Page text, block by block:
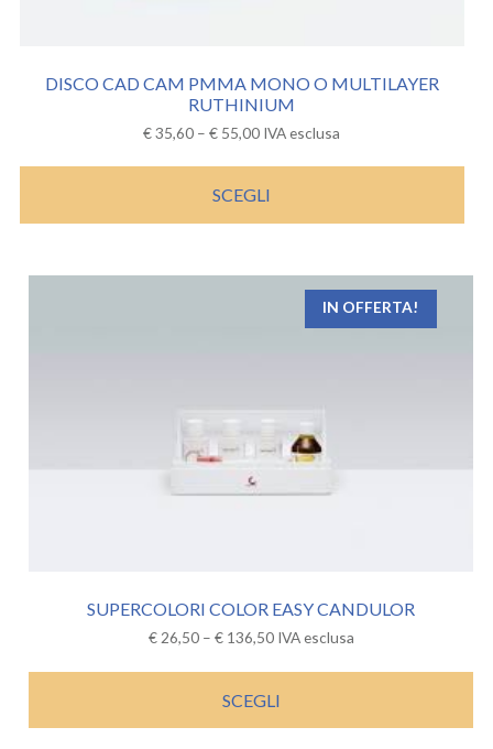
DISCO CAD CAM PMMA MONO O MULTILAYER
RUTHINIUM
€35,60 –€ 55,00 IVA esclusa
SCEGLI
IN OFFERTA!
SUPERCOLORI COLOR EASY CANDULOR
€26,50– €136,50 IVA esclusa
SCEGLI